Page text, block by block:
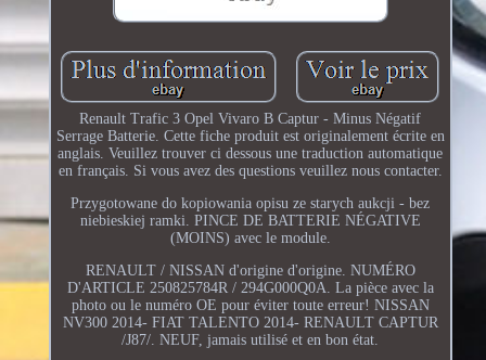
Renault Trafic 3 Opel Vivaro B Captur - Minus Négatif
Serrage Batterie. Cette fiche produit est originalement écrite en
anglais. Veuillez trouver ci dessous une traduction automatique
en français. Si vous avez des questions veuillez nous contacter.
Przygotowane do kopiowania opisu ze starych aukcji - bez
niebieskiej ramki. PINCE DE BATTERIE NÉGATIVE
(MOINS) avec le module.
RENAULT / NISSAN d'origine d'origine. NUMÉRO
D'ARTICLE 250825784R / 294G000Q0A. La pièce avec la
photo ou le numéro OE pour éviter toute erreur! NISSAN
NV300 2014- FIAT TALENTO 2014- RENAULT CAPTUR
/J87/. NEUF, jamais utilisé et en bon état.